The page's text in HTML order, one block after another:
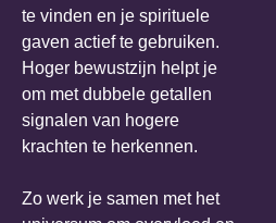
te vinden en je spirituele
gaven actief te gebruiken.
Hoger bewustzijn helpt je
om met dubbele getallen
signalen van hogere
krachten te herkennen.
Zo werk je samen met het